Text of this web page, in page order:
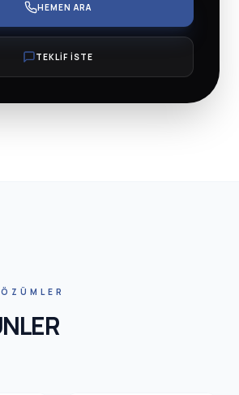
HEMEN ARA
TEKLİF İSTE